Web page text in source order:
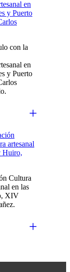
con la
en
y Puerto
+
Cultura
en las
XIV
+